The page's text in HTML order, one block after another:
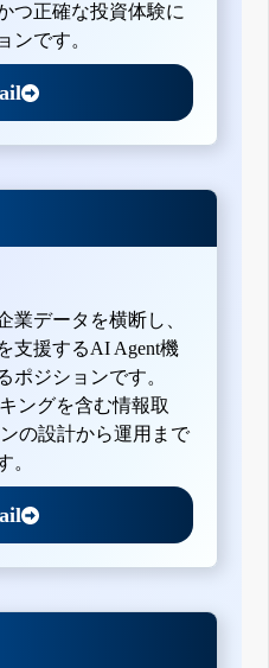
つ正確な投資体験に
ンです。
業データを横断し、
支援するAI Agent機
ポジションです。
ングを含む情報取
の設計から運用まで
。